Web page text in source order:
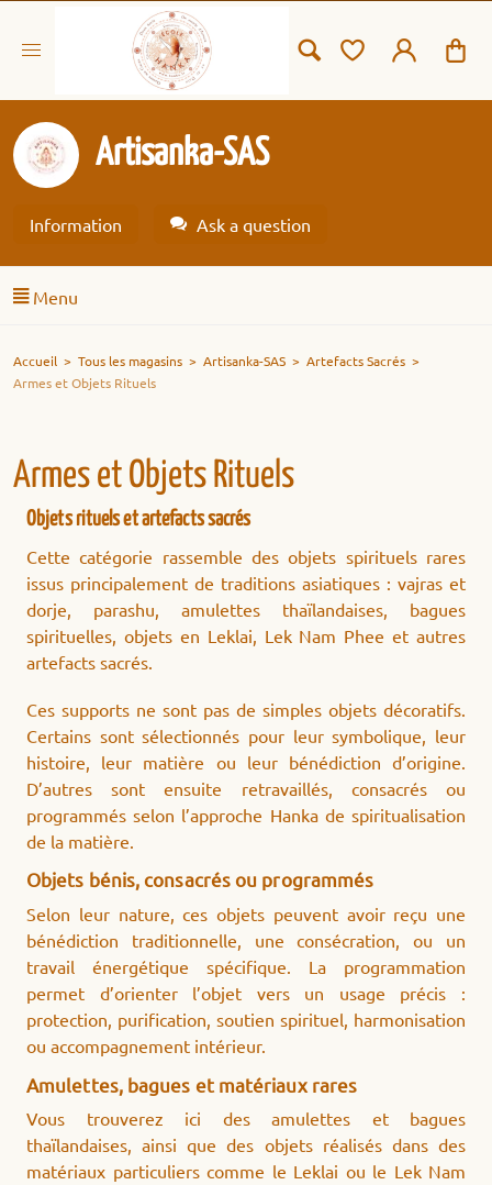
Artisanka-SAS
Information Ask a question
Menu
Accueil > Tous les magasins > Artisanka-SAS > Artefacts Sacrés >
Armes et Objets Rituels
Armes et Objets Rituels
Objets rituels et artefacts sacrés
Cette catégorie rassemble des objets spirituels rares
issus principalement de traditions asiatiques : vajras et
dorje, parashu, amulettes thaïlandaises, bagues
spirituelles, objets en Leklai, Lek Nam Phee et autres
artefacts sacrés.
Ces supports ne sont pas de simples objets décoratifs.
Certains sont sélectionnés pour leur symbolique, leur
histoire, leur matière ou leur bénédiction d’origine.
D’autres sont ensuite retravaillés, consacrés ou
programmés selon l’approche Hanka de spiritualisation
de la matière.
Objets bénis, consacrés ou programmés
Selon leur nature, ces objets peuvent avoir reçu une
bénédiction traditionnelle, une consécration, ou un
travail énergétique spécifique. La programmation
permet d’orienter l’objet vers un usage précis :
protection, purification, soutien spirituel, harmonisation
ou accompagnement intérieur.
Amulettes, bagues et matériaux rares
Vous trouverez ici des amulettes et bagues
thaïlandaises, ainsi que des objets réalisés dans des
matériaux particuliers comme le Leklai ou le Lek Nam